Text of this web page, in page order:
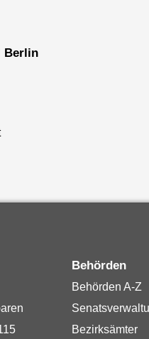
Berlin
Behörden
Behörden A-Z
Bezirksämter